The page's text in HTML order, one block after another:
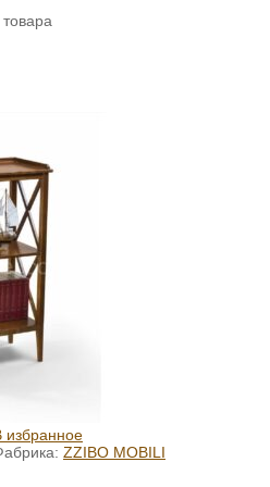
избранное
ZZIBO MOBILI